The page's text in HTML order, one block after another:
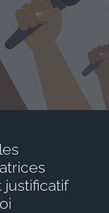
justificatif